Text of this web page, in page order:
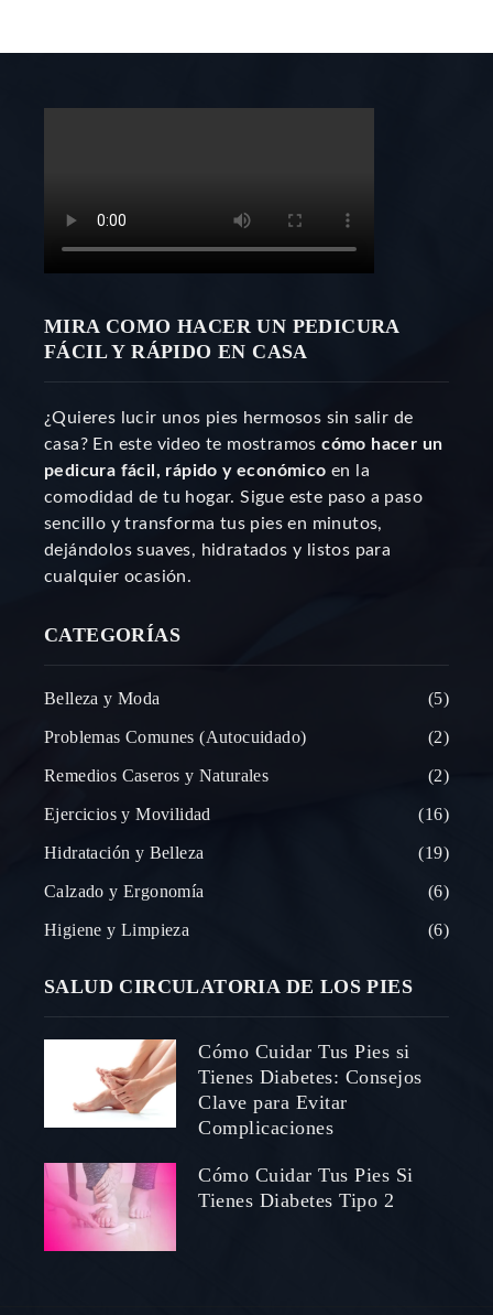
MIRA COMO HACER UN PEDICURA
FÁCIL Y RÁPIDO EN CASA
¿Quieres lucir unos pies hermosos sin salir de
casa? En este video te mostramoscómo hacer un
pedicura fácil, rápido y económico en la
comodidad de tu hogar. Sigue este paso a paso
sencillo y transforma tus pies en minutos,
dejándolos suaves, hidratados y listos para
cualquier ocasión.
CATEGORÍAS
Belleza y Moda 5
Problemas Comunes (Autocuidado) 2
Remedios Caseros y Naturales 2
Ejercicios y Movilidad 16
Hidratación y Belleza 19
Calzado y Ergonomía 6
Higiene y Limpieza 6
SALUD CIRCULATORIA DE LOS PIES
Cómo Cuidar Tus Pies si
Tienes Diabetes: Consejos
Clave para Evitar
Complicaciones
Cómo Cuidar Tus Pies Si
Tienes Diabetes Tipo 2